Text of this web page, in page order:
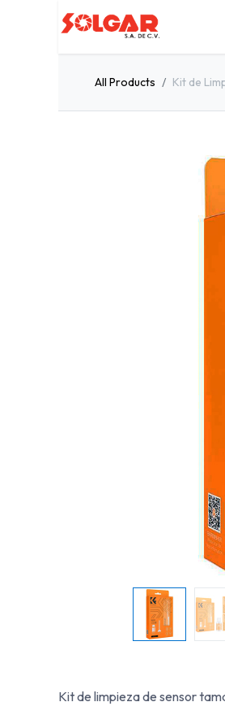
All Products Kit de
Kit de limpieza de sensor